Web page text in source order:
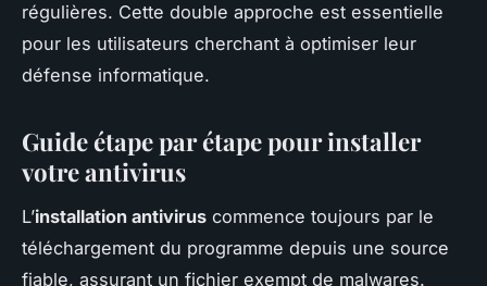
régulières. Cette double approche est essentielle
pour les utilisateurs cherchant à optimiser leur
défense informatique.
Guide étape par étape pour installer
votre antivirus
L’installation antivirus commence toujours par le
téléchargement du programme depuis une source
fiable, assurant un fichier exempt de malwares.